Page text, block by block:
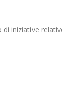
iniziative